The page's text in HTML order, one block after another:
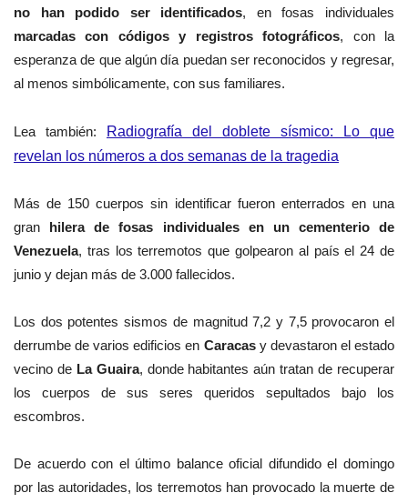
no han podido ser identificados, en fosas individuales
marcadas con códigos y registros fotográficos, con la
esperanza de que algún día puedan ser reconocidos y regresar,
al menos simbólicamente, con sus familiares.
Lea también:
Radiografía del doblete sísmico: Lo que
revelan los números a dos semanas de la tragedia
Más de 150 cuerpos sin identificar fueron enterrados en una
gran hilera de fosas individuales en un cementerio de
Venezuela, tras los terremotos que golpearon al país el 24 de
junio y dejan más de 3.000 fallecidos.
Los dos potentes sismos de magnitud 7,2 y 7,5 provocaron el
derrumbe de varios edificios en Caracas y devastaron el estado
vecino de La Guaira, donde habitantes aún tratan de recuperar
los cuerpos de sus seres queridos sepultados bajo los
escombros.
De acuerdo con el último balance oficial difundido el domingo
por las autoridades, los terremotos han provocado la muerte de